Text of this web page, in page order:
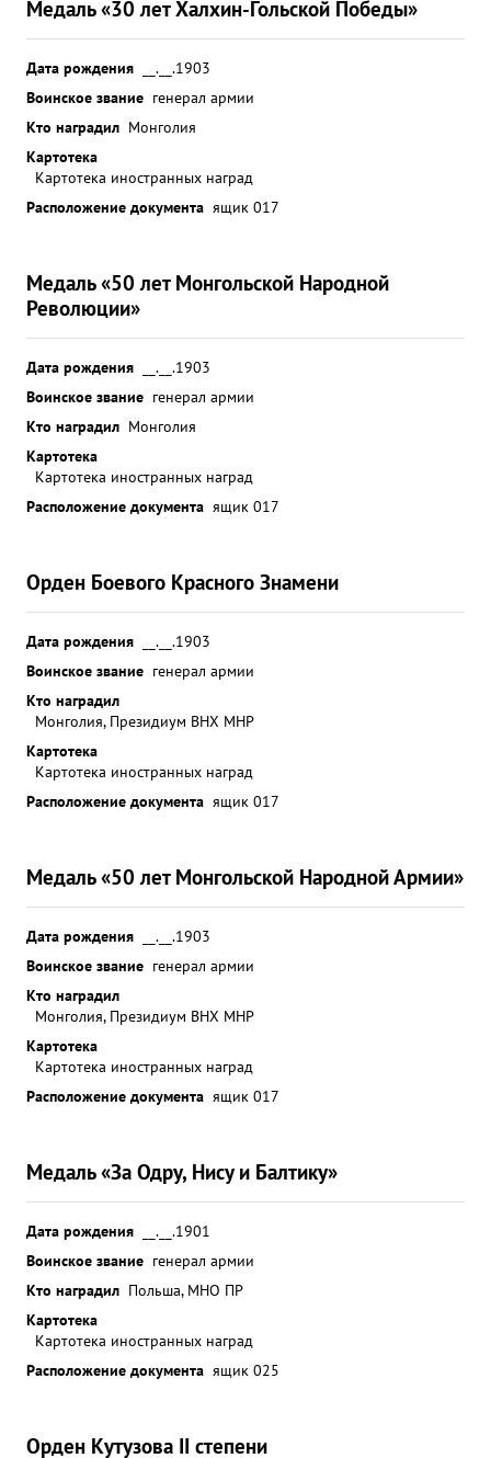
Медаль «30 лет Халхин-Гольской Победы»
Дата рождения
__.__.1903
Воинское звание генерал армии
Кто наградил Монголия
Картотека
Картотека иностранных наград
Расположение документа ящик 017
Медаль «50 лет Монгольской Народной
Революции»
Дата рождения
__.__.1903
Воинское звание генерал армии
Кто наградил Монголия
Картотека
Картотека иностранных наград
Расположение документа ящик 017
Орден Боевого Красного Знамени
Дата рождения
__.__.1903
Воинское звание генерал армии
Кто наградил
Монголия, Президиум ВНХ МНР
Картотека
Картотека иностранных наград
Расположение документа ящик 017
Медаль «50 лет Монгольской Народной Армии»
Дата рождения
__.__.1903
Воинское звание генерал армии
Кто наградил
Монголия, Президиум ВНХ МНР
Картотека
Картотека иностранных наград
Расположение документа ящик 017
Медаль «За Одру, Нису и Балтику»
Дата рождения
__.__.1901
Воинское звание генерал армии
Кто наградил Польша, МНО ПР
Картотека
Картотека иностранных наград
Расположение документа ящик 025
Орден Кутузова II степени